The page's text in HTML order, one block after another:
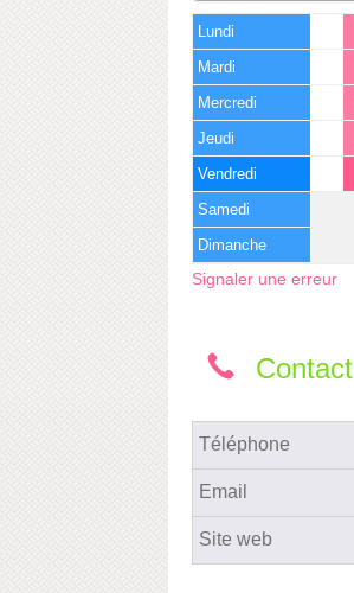
Lundi
Mardi
Mercredi
Jeudi
Vendredi
Samedi
Dimanche
Signaler une erreur
Contact
Téléphone
Email
Site web